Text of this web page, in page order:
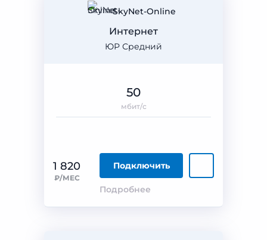
SkyNet-Online
ЮР Средний
Интернет
1 820
₽/МЕС
Подключить
Подробнее
50
мбит/с